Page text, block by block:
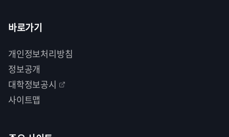
바로가기
개인정보처리방침
정보공개
대학정보공시
사이트맵